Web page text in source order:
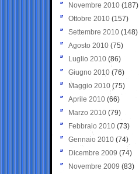
Novembre 2010 (187)
Ottobre 2010 (157)
Settembre 2010 (148)
Agosto 2010 (75)
Luglio 2010 (86)
Giugno 2010 (76)
Maggio 2010 (75)
Aprile 2010 (66)
Marzo 2010 (79)
Febbraio 2010 (73)
Gennaio 2010 (74)
Dicembre 2009 (74)
Novembre 2009 (83)